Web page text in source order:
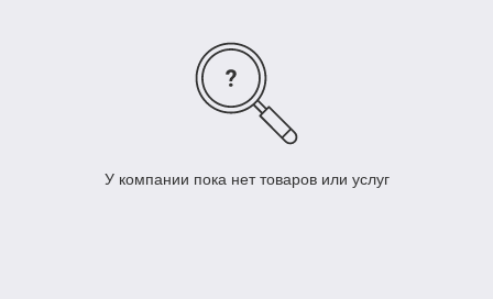
У компании пока нет товаров или услуг